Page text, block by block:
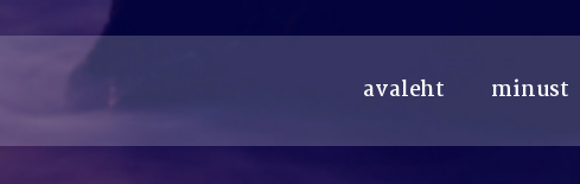
avaleht minust